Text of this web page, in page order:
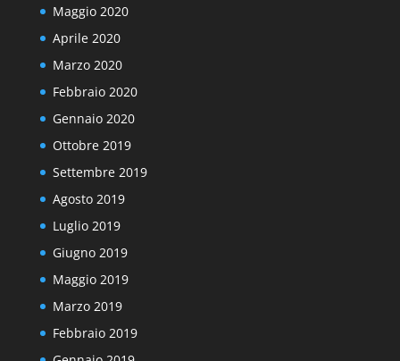
Maggio 2020
Aprile 2020
Marzo 2020
Febbraio 2020
Gennaio 2020
Ottobre 2019
Settembre 2019
Agosto 2019
Luglio 2019
Giugno 2019
Maggio 2019
Marzo 2019
Febbraio 2019